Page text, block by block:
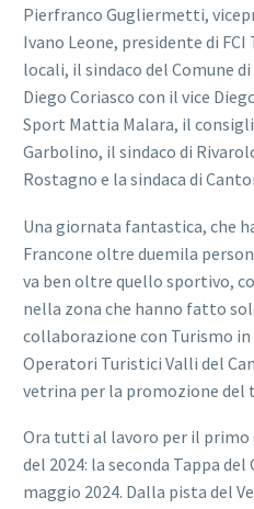
Pierfranco Gugliermetti,
Ivano Leone, presidente di
locali, il sindaco del Comune
Diego Coriasco con il vice
Sport Mattia Malara, il
Garbolino, il sindaco di
Rostagno e la sindaca di
Una giornata fantastica, che
Francone oltre duemila
va ben oltre quello sportivo,
nella zona che hanno fatto
collaborazione con Turismo in
Operatori Turistici Valli del
vetrina per la promozione
Ora tutti al lavoro per il primo
del 2024: la seconda Tappa
maggio 2024. Dalla pista del